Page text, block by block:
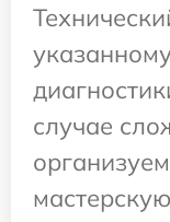
случае